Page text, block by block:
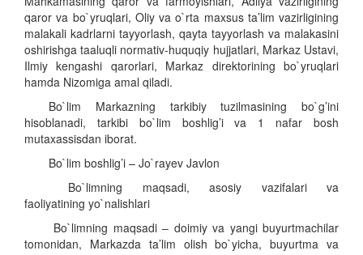
qaror va bo`yruqlari, Oliy va o`rta maxsus ta’lim vazirligining
malakali kadrlarni tayyorlash, qayta tayyorlash va malakasini
oshirishga taaluqli normativ-huquqiy hujjatlari, Markaz Ustavi,
Ilmiy kengashi qarorlari, Markaz direktorining bo`yruqlari
hamda Nizomiga amal qiladi.
Bo`lim Markazning tarkibiy tuzilmasining bo`g’ini
hisoblanadi, tarkibi bo`lim boshlig’i va 1 nafar bosh
mutaxassisdan iborat.
Bo`lim boshlig’i – Jo`rayev Javlon
Bo`limning maqsadi, asosiy vazifalari va
faoliyatining yo`nalishlari
Bo`limning maqsadi – doimiy va yangi buyurtmachilar
tomonidan, Markazda ta’lim olish bo`yicha, buyurtma va